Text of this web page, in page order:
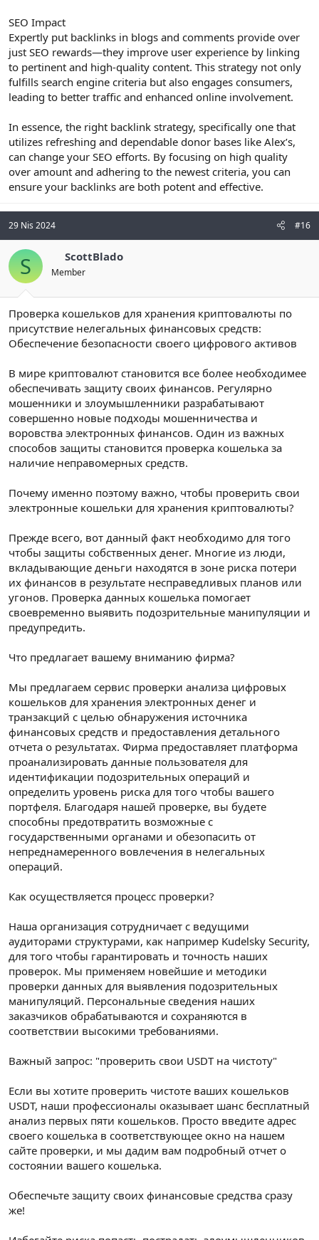
SEO Impact
Expertly put backlinks in blogs and comments provide over
just SEO rewards—they improve user experience by linking
to pertinent and high-quality content. This strategy not only
fulfills search engine criteria but also engages consumers,
leading to better traffic and enhanced online involvement.
In essence, the right backlink strategy, specifically one that
utilizes refreshing and dependable donor bases like Alex’s,
can change your SEO efforts. By focusing on high quality
over amount and adhering to the newest criteria, you can
ensure your backlinks are both potent and effective.
29 Nis 2024 #16
S ScottBlado
Member
Проверка кошельков для хранения криптовалюты по
присутствие нелегальных финансовых средств:
Обеспечение безопасности своего цифрового активов
В мире криптовалют становится все более необходимее
обеспечивать защиту своих финансов. Регулярно
мошенники и злоумышленники разрабатывают
совершенно новые подходы мошенничества и
воровства электронных финансов. Один из важных
способов защиты становится проверка кошелька за
наличие неправомерных средств.
Почему именно поэтому важно, чтобы проверить свои
электронные кошельки для хранения криптовалюты?
Прежде всего, вот данный факт необходимо для того
чтобы защиты собственных денег. Многие из люди,
вкладывающие деньги находятся в зоне риска потери
их финансов в результате несправедливых планов или
угонов. Проверка данных кошелька помогает
своевременно выявить подозрительные манипуляции и
предупредить.
Что предлагает вашему вниманию фирма?
Мы предлагаем сервис проверки анализа цифровых
кошельков для хранения электронных денег и
транзакций с целью обнаружения источника
финансовых средств и предоставления детального
отчета о результатах. Фирма предоставляет платформа
проанализировать данные пользователя для
идентификации подозрительных операций и
определить уровень риска для того чтобы вашего
портфеля. Благодаря нашей проверке, вы будете
способны предотвратить возможные с
государственными органами и обезопасить от
непреднамеренного вовлечения в нелегальных
операций.
Как осуществляется процесс проверки?
Наша организация сотрудничает с ведущими
аудиторами структурами, как например Kudelsky Security,
для того чтобы гарантировать и точность наших
проверок. Мы применяем новейшие и методики
проверки данных для выявления подозрительных
манипуляций. Персональные сведения наших
заказчиков обрабатываются и сохраняются в
соответствии высокими требованиями.
Важный запрос: "проверить свои USDT на чистоту"
Если вы хотите проверить чистоте ваших кошельков
USDT, наши профессионалы оказывает шанс бесплатный
анализ первых пяти кошельков. Просто введите адрес
своего кошелька в соответствующее окно на нашем
сайте проверки, и мы дадим вам подробный отчет о
состоянии вашего кошелька.
Обеспечьте защиту своих финансовые средства сразу
же!